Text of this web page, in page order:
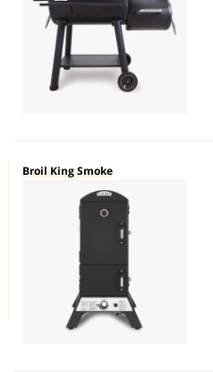
Broil King Smoke